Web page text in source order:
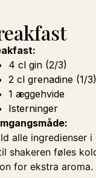
4 cl gin (2/3)
2 cl grenadine (1/3)
1 æggehvide
Isterninger
alle ingredienser
shakeren føles
for ekstra aroma.